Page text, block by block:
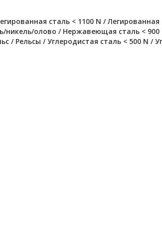
сталь < 1100 N / Легированная
никель/олово / Нержавеющая сталь <
/ Рельсы / Углеродистая сталь < 500 N /